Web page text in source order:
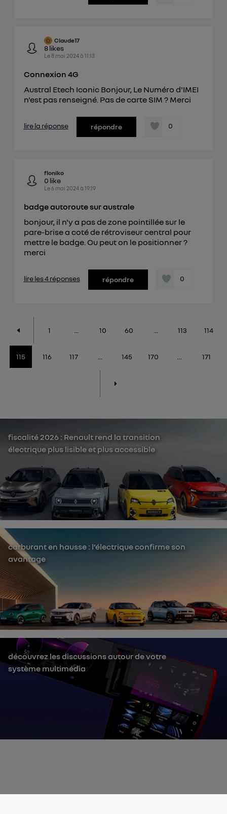
Claude17
8likes
Le 8 mai 2024à 11:13
Connexion 4G
Austral Etech Iconic Bonjour, Le Numéro d'IMEI
n'est pas renseigné. Pas de carte SIM ? Merci
lire la réponse répondre 0
floniko
0 like
Le6 mai 2024à 19:19
badge autoroute sur australe
bonjour, il n'y a pas de zone pointillée sur le
pare-brise a coté de rétroviseur central pour
mettre le badge. Ou peut on le positionner ?
merci
lire les 4 réponses répondre 0
1 10 60 113 114
115 116 117 ... 145 170 ... 171
fiscalité 2026 : Renault rend la transition
électrique plus lisible et plus accessible
carburant en hausse : l’électrique confirme son
avantage
découvrez les discussions autour de votre
système multimédia